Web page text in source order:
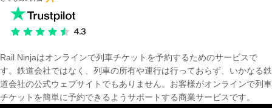
Rail Ninjaはオンラインで列車チケットを予約するためのサービスで
す。鉄道会社ではなく、列車の所有や運行は行っておらず、いかなる鉄
道会社の公式ウェブサイトでもありません。お客様がオンラインで列車
チケットを簡単に予約できるようサポートする商業サービスです。